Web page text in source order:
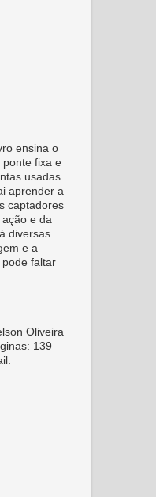
ensina o
ponte fixa e
usadas
aprender a
captadores
e da
diversas
e a
faltar
Oliveira
139